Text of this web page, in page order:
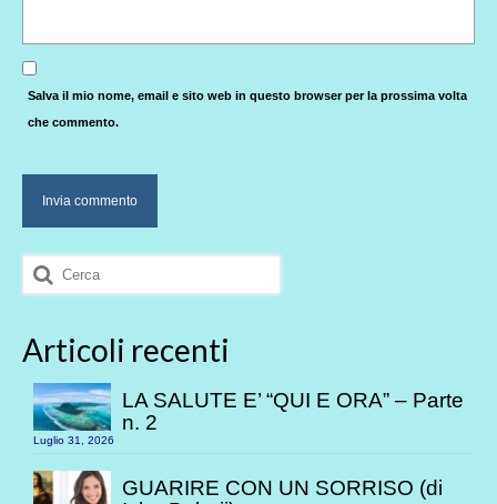
Salva il mio nome, email e sito web in questo browser per la prossima volta
che commento.
Cerca:
Articoli recenti
LA SALUTE E’ “QUI E ORA” – Parte
n. 2
Luglio 31, 2026
GUARIRE CON UN SORRISO (di